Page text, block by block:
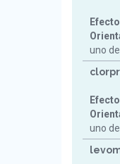
Efecto
uno
Efecto
uno